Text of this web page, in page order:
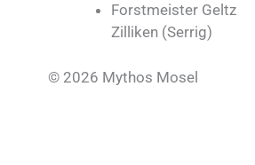
Forstmeister Geltz
Zilliken (Serrig)
© 2026 Mythos Mosel